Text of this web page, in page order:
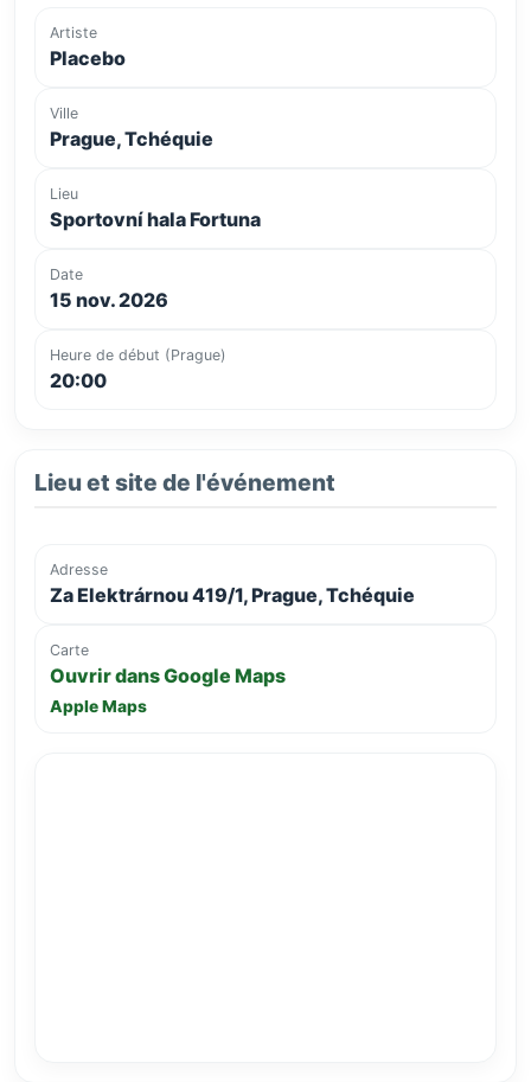
Artiste
Placebo
Ville
Prague, Tchéquie
Lieu
Sportovní hala Fortuna
Date
15 nov. 2026
Heure de début (Prague)
20:00
Lieu et site de l'événement
Adresse
Za Elektrárnou 419/1, Prague, Tchéquie
Carte
Ouvrir dans Google Maps
Apple Maps